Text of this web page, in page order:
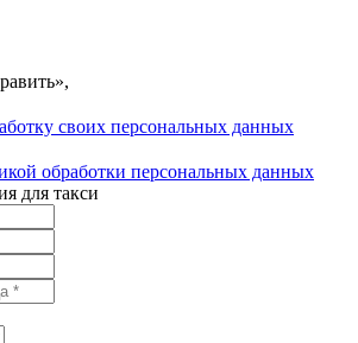
своих персональных данных
обработки персональных данных
для такси